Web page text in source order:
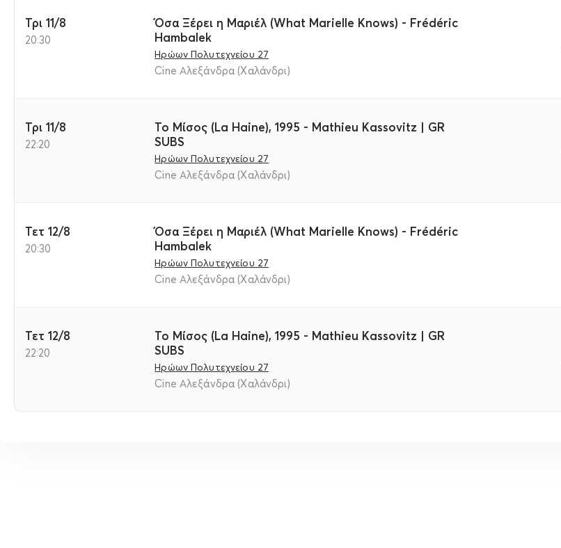
Τρι 11/8
20:30
Όσα Ξέρει η Μαριέλ (What Marielle Knows) - Frédéric
Hambalek
Ηρώων Πολυτεχνείου 27
Cine Αλεξάνδρα (Χαλάνδρι)
Τρι 11/8
22:20
Το Μίσος (La Haine), 1995 - Mathieu Kassovitz | GR
SUBS
Ηρώων Πολυτεχνείου 27
Cine Αλεξάνδρα (Χαλάνδρι)
Τετ 12/8
20:30
Όσα Ξέρει η Μαριέλ (What Marielle Knows) - Frédéric
Hambalek
Ηρώων Πολυτεχνείου 27
Cine Αλεξάνδρα (Χαλάνδρι)
Τετ 12/8
22:20
Το Μίσος (La Haine), 1995 - Mathieu Kassovitz | GR
SUBS
Ηρώων Πολυτεχνείου 27
Cine Αλεξάνδρα (Χαλάνδρι)